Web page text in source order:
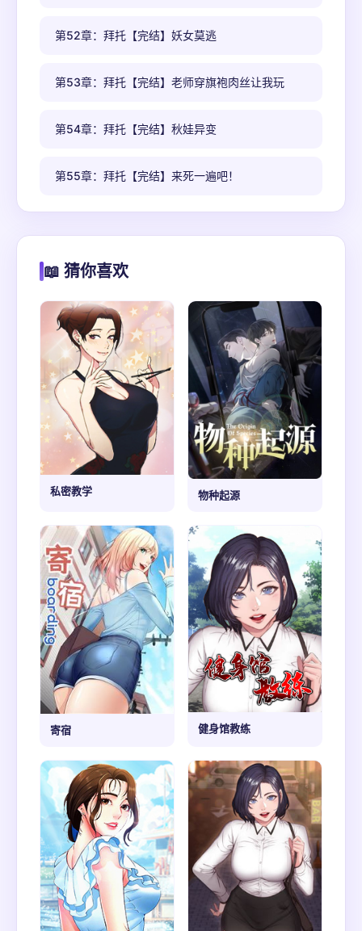
第52章：拜托【完结】妖女莫逃
第53章：拜托【完结】老师穿旗袍肉丝让我玩
第54章：拜托【完结】秋娃异变
第55章：拜托【完结】来死一遍吧！
📖 猜你喜欢
私密教学 物种起源
寄宿 健身馆教练